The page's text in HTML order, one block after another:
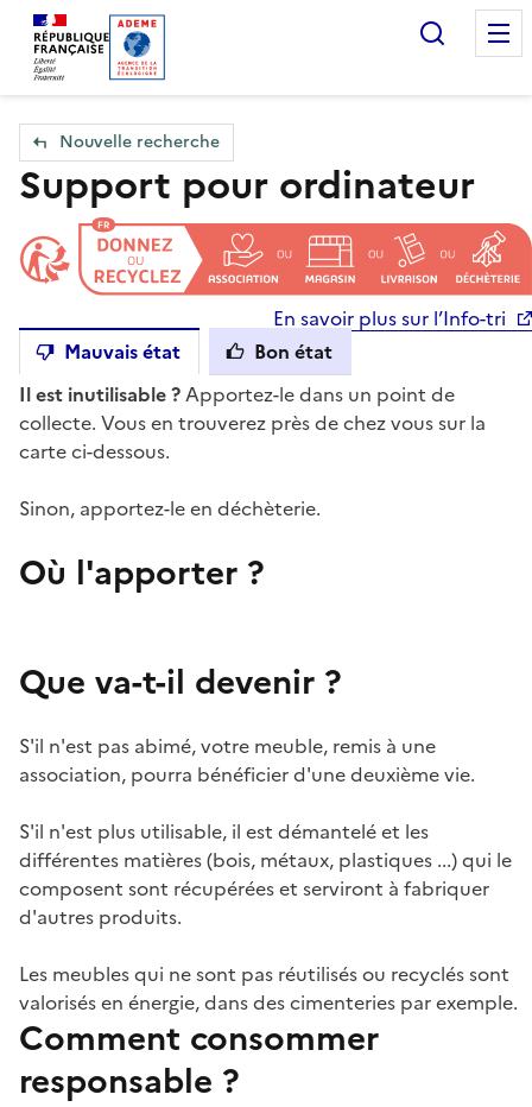
Accueil — Que Faire de mes objets & déchets
Nouvelle recherche
Support pour ordinateur
En savoir plus sur l’Info-tri
Mauvais état
Bon état
Il est inutilisable ?Apportez-le dans un point de
collecte. Vous en trouverez près de chez vous sur la
carte ci-dessous.
Sinon, apportez-le en déchèterie.
Où l'apporter ?
Que va-t-il devenir ?
S'il n'est pas abimé, votre meuble, remis à une
association, pourra bénéficier d'une deuxième vie.
S'il n'est plus utilisable, il est démantelé et les
différentes matières (bois, métaux, plastiques ...) qui le
composent sont récupérées et serviront à fabriquer
d'autres produits.
Les meubles qui ne sont pas réutilisés ou recyclés sont
valorisés en énergie, dans des cimenteries par exemple.
Comment consommer
responsable ?